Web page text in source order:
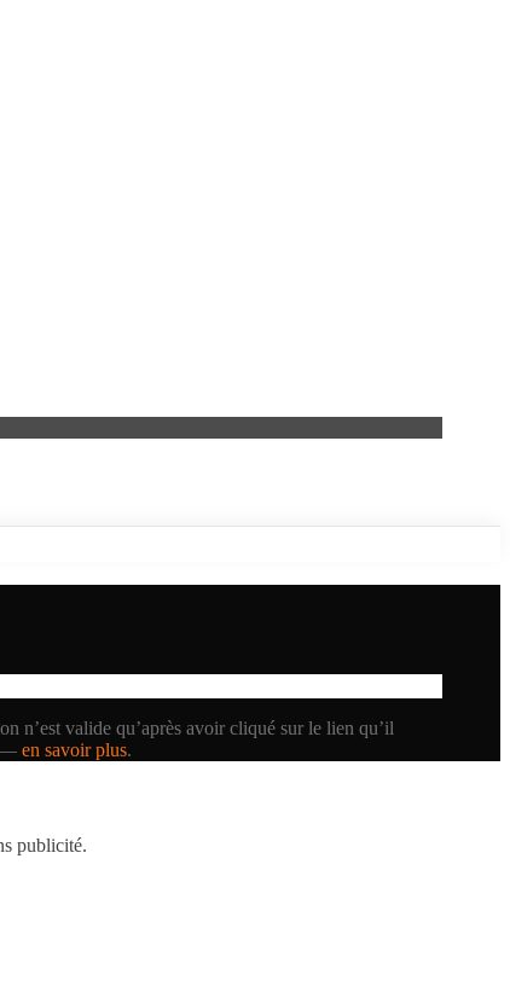
n’est valide qu’après avoir cliqué sur le lien qu’il
— en savoir plus.
publicité.